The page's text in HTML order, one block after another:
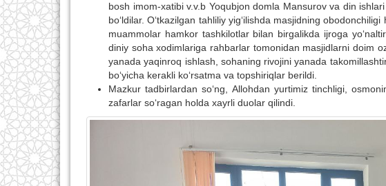
bosh imom-xatibi v.v.b Yoqubjon domla Mansurov va din
bo‘ldilar. O‘tkazilgan tahliliy yig‘ilishda masjidning
muammolar hamkor tashkilotlar bilan birgalikda ijroga
diniy soha xodimlariga rahbarlar tomonidan masjidlarni doim
yanada yaqinroq ishlash, sohaning rivojini yanada
bo‘yicha kerakli ko‘rsatma va topshiriqlar berildi.
Mazkur tadbirlardan so‘ng, Allohdan yurtimiz tinchligi,
zafarlar so‘ragan holda xayrli duolar qilindi.